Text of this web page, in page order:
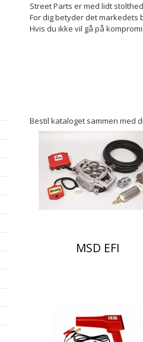
Street Parts er med lidt
For dig betyder det markedets
Hvis du ikke vil gå på
Bestil kataloget sammen med
MSD EFI